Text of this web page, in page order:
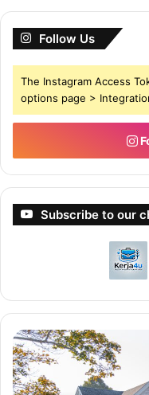
Follow Us
The Instagram Access
options page >
Subscribe to our
Buat
5-
6
Angka